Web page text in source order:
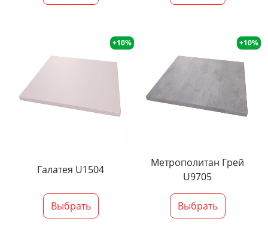
+10%
Галатея U1504
Выбрать
+10%
Метрополитан Грей
U9705
Выбрать